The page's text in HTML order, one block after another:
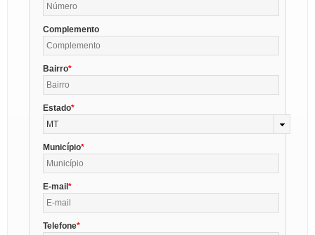
Complemento
Bairro
Estado
MT
Município
E-mail
Telefone